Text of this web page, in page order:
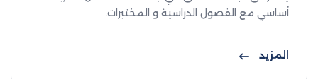
أساسي مع الفصول الدراسية و المختبرات.
المزيد